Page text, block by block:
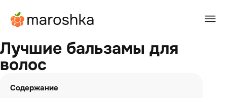
Лучшие бальзамы для
волос
Содержание